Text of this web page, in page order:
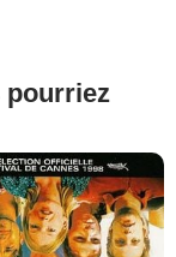
pourriez